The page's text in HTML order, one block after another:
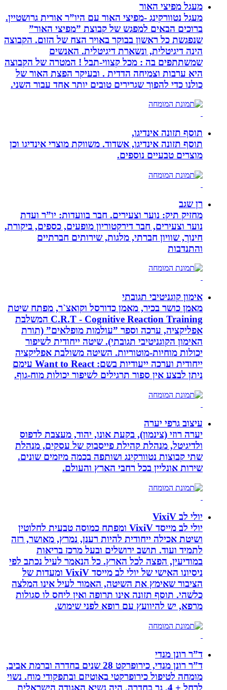
מעגל מפיצי האור
מעגל נטוורקינג -מפיצי האור עם היו”ר אורית גרושטיין.
ברוכים הבאים למפגש של קבוצת ”מפיצי האור”
שנפגשת כל ראשון בבוקר באויר הצח של הזום. הקבוצה
הינה דיגיטלית, ונשארת דיגיטלית. האנשים
שמשתתפים בה : מכל קצווי-תבל ! המטרה של הקבוצה
היא ערבות וצמיחה הדדית . ובעיקר הפצת האור של
כולנו כדי להפוך שגרירים טובים יותר אחד עבור השני.
תוסף תזונה אינדיגו,
תוסף תזונה אינדיגו, אשדוד. משווקת מוצרי אינדיגו וכן
מוצרים טבעיים נוספים.
רן שגב
מחזיק תיק: נוער וצעירים. חבר בוועדות: יו”ר ועדת
נוער וצעירים, חבר דירקטוריון מופעים, כספים, ביקורת,
חינוך, שוויון חברתי, מלגות, שירותים חברתיים
והתנדבות
אימון קוגניטיבי תגובתי
מאמן כושר בכיר, מאמן כדורסל וקואצ`ר, מפתח שיטת
C.R.T - Cognitive Reaction Training המשלבת
אפליקציה, ערכה וספר ”עולמות מופלאים” (תורת
האימון הקוגניטיבי תגובתי). שיטה ייחודית לשיפור
יכולות מוחיות-מוטוריות. השיטה משולבת אפליקציה
ייחודית וערכה ייעודיות בשם: Want to React עימם
ניתן לבצע אין ספור תרגילים לשיפור יכולות מוח-גוף.
עיצוב גרפי יערה
יערה רוזי (צינמון), בקעת אונו, יהוד, מעצבת לדפוס
ולדיגיטל, מנהלת קהילת פייסבוק של עסקים, מנהלת
שתי קבוצות נטוורקינג ושותפה בכמה מיזמים שונים.
שירות אונליין בכל רחבי הארץ והעולם.
יולי לב VixiV
יולי לב מייסד VixiV ומפתח כמוסה טבעית לחלוטין
ושיטת אכילה ייחודית להיות רענן, נמרץ, מאושר, רזה
לתמיד ועוד. תושב ירושלים ובעל מרכז בריאות
במודיעין, הפצה לכל הארץ. כל הנאמר לעיל נכתב לפי
ניסיונו האישי של יולי לב מייסד VixiV ומעדות של
הציבור שאימץ את השיטה, האמור לעיל אינו המלצה
כלשהי. תוסף תזונה אינו תרופה ואין ליחס לו סגולות
מרפא, יש להיוועץ עם רופא לפני שימוש.
ד”ר רונן מנדי
ד”ר רונן מנדי, כירופרקט 28 שנים בחדרה וברמת אביב,
מומחה לטיפול כירופרקטי באוטיזם ובתפקודי מוח. נשוי
לרחל + 4, גר בחדרה. היה נשיא האגודה הישראלית